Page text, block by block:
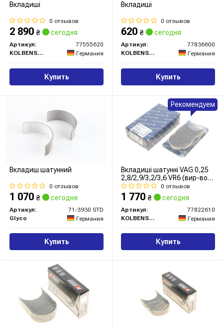
Вкладиші
0 отзывов
2 890 ₴ сегодня
Артикул:
77555620
KOLBENSCHMIDT
Германия
Купить
Вкладиші
0 отзывов
620 ₴ сегодня
Артикул:
77836600
KOLBENSCHMIDT
Германия
Купить
Вкладиш шатунний
0 отзывов
1 070 ₴ сегодня
Артикул:
71-3930 STD
Glyco
Германия
Купить
Вкладиші шатунні VAG 0,25
2,8/2,9/3,2/3,6 VR6 (вир-во
KS)
0 отзывов
1 770 ₴ сегодня
Артикул:
77822610
KOLBENSCHMIDT
Германия
Купить
Рекомендуем